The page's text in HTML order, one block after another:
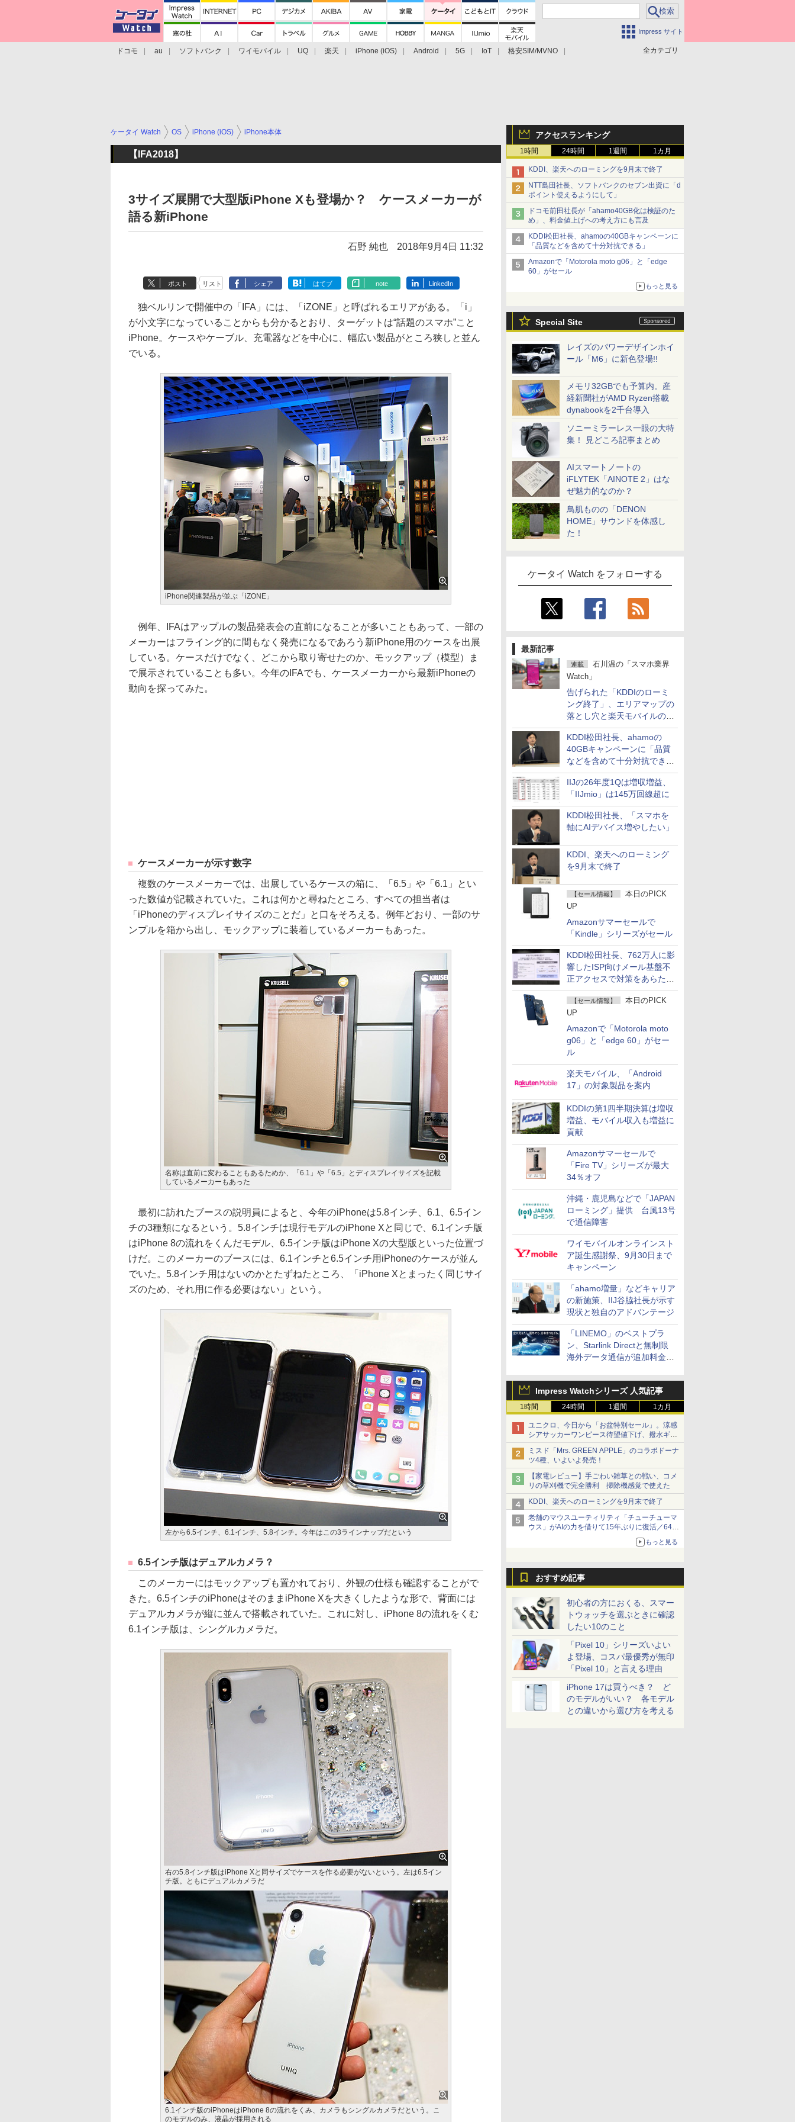
Impress サイト
全カテゴリ
ドコモ au ソフトバンク ワイモバイル UQ 楽天 iPhone (iOS) Android 5G IoT
格安SIM/MVNO
アクセスランキング
1時間 24時間 1週間 1カ月
KDDI、楽天へのローミングを9月末で終了
NTT島田社長、ソフトバンクのセブン出資に「d
ポイント使えるようにして」
ドコモ前田社長が「ahamo40GB化は検証のた
め」、料金値上げへの考え方にも言及
KDDI松田社長、ahamoの40GBキャンペーンに
「品質などを含めて十分対抗できる」
Amazonで「Motorola moto g06」と「edge
60」がセール
もっと見る
Special Site
レイズのパワーデザインホイ
ール「M6」に新色登場!!
メモリ32GBでも予算内。産
経新聞社がAMD Ryzen搭載
dynabookを2千台導入
ソニーミラーレス一眼の大特
集！ 見どころ記事まとめ
AIスマートノートの
iFLYTEK「AINOTE 2」はな
ぜ魅力的なのか？
鳥肌ものの「DENON
HOME」サウンドを体感し
た！
ケータイ Watch をフォローする
最新記事
連載
石川温の「スマホ業界
Watch」
告げられた「KDDIのローミ
ング終了」、エリアマップの
落とし穴と楽天モバイルの課
題
KDDI松田社長、ahamoの
40GBキャンペーンに「品質
などを含めて十分対抗でき
る」
IIJの26年度1Qは増収増益、
「IIJmio」は145万回線超に
KDDI松田社長、「スマホを
軸にAIデバイス増やしたい」
KDDI、楽天へのローミング
を9月末で終了
【セール情報】
本日のPICK
UP
Amazonサマーセールで
「Kindle」シリーズがセール
KDDI松田社長、762万人に影
響したISP向けメール基盤不
正アクセスで対策をあらため
て説明
【セール情報】
本日のPICK
UP
Amazonで「Motorola moto
g06」と「edge 60」がセー
ル
楽天モバイル、「Android
17」の対象製品を案内
KDDIの第1四半期決算は増収
増益、モバイル収入も増益に
貢献
Amazonサマーセールで
「Fire TV」シリーズが最大
34％オフ
沖縄・鹿児島などで「JAPAN
ローミング」提供 台風13号
で通信障害
ワイモバイルオンラインスト
ア誕生感謝祭、9月30日まで
キャンペーン
「ahamo増量」などキャリア
の新施策、IIJ谷脇社長が示す
現状と独自のアドバンテージ
「LINEMO」のベストプラ
ン、Starlink Directと無制限
海外データ通信が追加料金な
Impress Watchシリーズ 人気記事
1時間 24時間 1週間 1カ月
ユニクロ、今日から「お盆特別セール」。涼感
シアサッカーワンピース待望値下げ、撥水ギア
ショーツは1990円に
ミスド「Mrs. GREEN APPLE」のコラボドーナ
ツ4種、いよいよ発売！
【家電レビュー】手ごわい雑草との戦い、コメ
リの草刈機で完全勝利 掃除機感覚で使えた
KDDI、楽天へのローミングを9月末で終了
老舗のマウスユーティリティ「チューチューマ
ウス」がAIの力を借りて15年ぶりに復活／64bit
化、Windows 10/11、「Chrome」も走り回
る。復活記念で2026年末まで500円
もっと見る
おすすめ記事
初心者の方におくる、スマー
トウォッチを選ぶときに確認
したい10のこと
「Pixel 10」シリーズいよい
よ登場、コスパ最優秀が無印
「Pixel 10」と言える理由
iPhone 17は買うべき？ ど
のモデルがいい？ 各モデル
との違いから選び方を考える
ケータイ Watch OS iPhone (iOS) iPhone本体
【IFA2018】
3サイズ展開で大型版iPhone Xも登場か？ ケースメーカーが
語る新iPhone
石野 純也 2018年9月4日 11:32
ポスト リスト シェア はてブ note LinkedIn
独ベルリンで開催中の「IFA」には、「iZONE」と呼ばれるエリアがある。「i」
が小文字になっていることからも分かるとおり、ターゲットは“話題のスマホ”こと
iPhone。ケースやケーブル、充電器などを中心に、幅広い製品がところ狭しと並ん
でいる。
iPhone関連製品が並ぶ「iZONE」
例年、IFAはアップルの製品発表会の直前になることが多いこともあって、一部の
メーカーはフライング的に間もなく発売になるであろう新iPhone用のケースを出展
している。ケースだけでなく、どこから取り寄せたのか、モックアップ（模型）ま
で展示されていることも多い。今年のIFAでも、ケースメーカーから最新iPhoneの
動向を探ってみた。
ケースメーカーが示す数字
複数のケースメーカーでは、出展しているケースの箱に、「6.5」や「6.1」とい
った数値が記載されていた。これは何かと尋ねたところ、すべての担当者は
「iPhoneのディスプレイサイズのことだ」と口をそろえる。例年どおり、一部のサ
ンプルを箱から出し、モックアップに装着しているメーカーもあった。
名称は直前に変わることもあるためか、「6.1」や「6.5」とディスプレイサイズを記載
しているメーカーもあった
最初に訪れたブースの説明員によると、今年のiPhoneは5.8インチ、6.1、6.5イン
チの3種類になるという。5.8インチは現行モデルのiPhone Xと同じで、6.1インチ版
はiPhone 8の流れをくんだモデル、6.5インチ版はiPhone Xの大型版といった位置づ
けだ。このメーカーのブースには、6.1インチと6.5インチ用iPhoneのケースが並ん
でいた。5.8インチ用はないのかとたずねたところ、「iPhone Xとまったく同じサイ
ズのため、それ用に作る必要はない」という。
左から6.5インチ、6.1インチ、5.8インチ。今年はこの3ラインナップだという
6.5インチ版はデュアルカメラ？
このメーカーにはモックアップも置かれており、外観の仕様も確認することがで
きた。6.5インチのiPhoneはそのままiPhone Xを大きくしたような形で、背面には
デュアルカメラが縦に並んで搭載されていた。これに対し、iPhone 8の流れをくむ
6.1インチ版は、シングルカメラだ。
右の5.8インチ版はiPhone Xと同サイズでケースを作る必要がないという。左は6.5イン
チ版。ともにデュアルカメラだ
6.1インチ版のiPhoneはiPhone 8の流れをくみ、カメラもシングルカメラだという。こ
のモデルのみ、液晶が採用される